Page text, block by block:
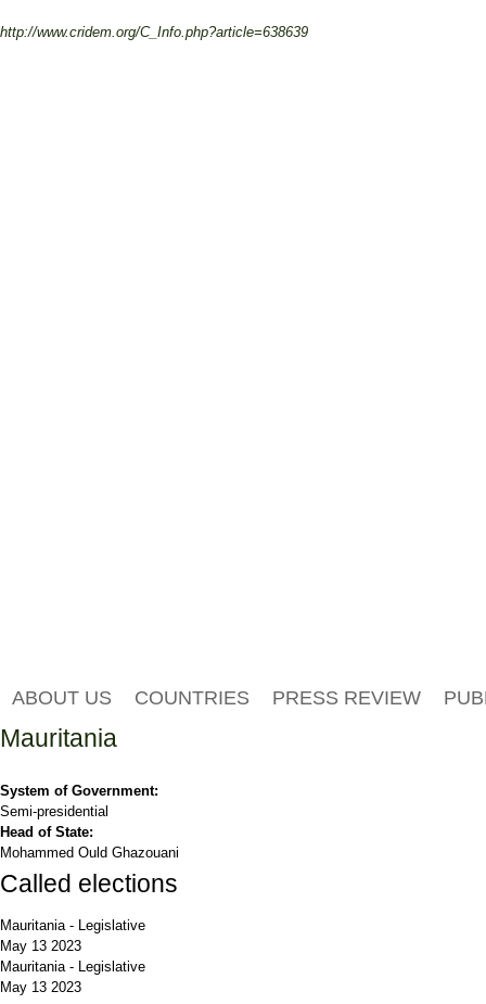
http://www.cridem.org/C_Info.php?article=638639
ABOUT US COUNTRIES PRESS REVIEW
Mauritania
System of Government:
Semi-presidential
Head of State:
Mohammed Ould Ghazouani
Called elections
Mauritania - Legislative
May 13 2023
Mauritania - Legislative
May 13 2023